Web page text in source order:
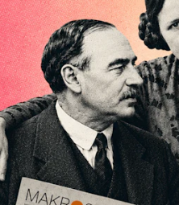
Generalstreik-
Ende wurde Yoon
Bemühungen
[...]
Nichts